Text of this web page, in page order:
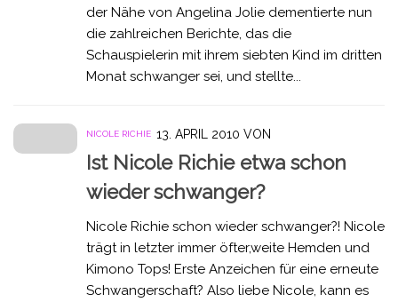
der Nähe von Angelina Jolie dementierte nun
die zahlreichen Berichte, das die
Schauspielerin mit ihrem siebten Kind im dritten
Monat schwanger sei, und stellte...
NICOLE RICHIE 13. APRIL 2010 VON
Ist Nicole Richie etwa schon
wieder schwanger?
Nicole Richie schon wieder schwanger?! Nicole
trägt in letzter immer öfter,weite Hemden und
Kimono Tops! Erste Anzeichen für eine erneute
Schwangerschaft? Also liebe Nicole, kann es